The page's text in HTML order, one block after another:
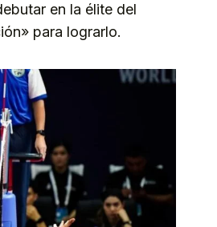
en la élite del
para lograrlo.